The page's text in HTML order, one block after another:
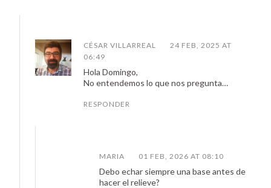
CÉSAR VILLARREAL
24 FEB, 2025 AT
06:49
Hola Domingo,
No entendemos lo que nos pregunta…
RESPONDER
MARIA 01 FEB, 2026 AT 08:10
Debo echar siempre una base antes de
hacer el relieve?